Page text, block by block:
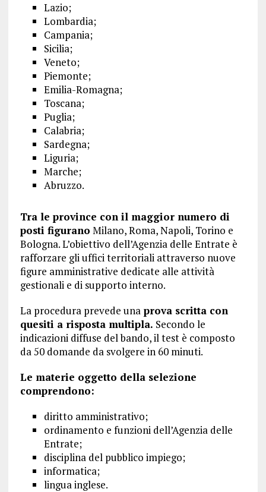
Lazio;
Lombardia;
Campania;
Sicilia;
Veneto;
Piemonte;
Emilia-Romagna;
Toscana;
Puglia;
Calabria;
Sardegna;
Liguria;
Marche;
Abruzzo.
Tra le province con il maggior numero di
posti figurano Milano, Roma, Napoli, Torino e
Bologna. L’obiettivo dell’Agenzia delle Entrate è
rafforzare gli uffici territoriali attraverso nuove
figure amministrative dedicate alle attività
gestionali e di supporto interno.
La procedura prevede unaprova scritta con
quesiti a risposta multipla. Secondo le
indicazioni diffuse del bando, il test è composto
da 50 domande da svolgere in 60 minuti.
Le materie oggetto della selezione
comprendono:
diritto amministrativo;
ordinamento e funzioni dell’Agenzia delle
Entrate;
disciplina del pubblico impiego;
informatica;
lingua inglese.